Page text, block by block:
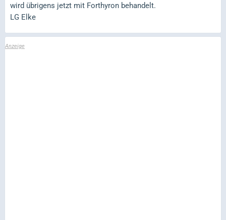
wird übrigens jetzt mit Forthyron behandelt.
LG Elke